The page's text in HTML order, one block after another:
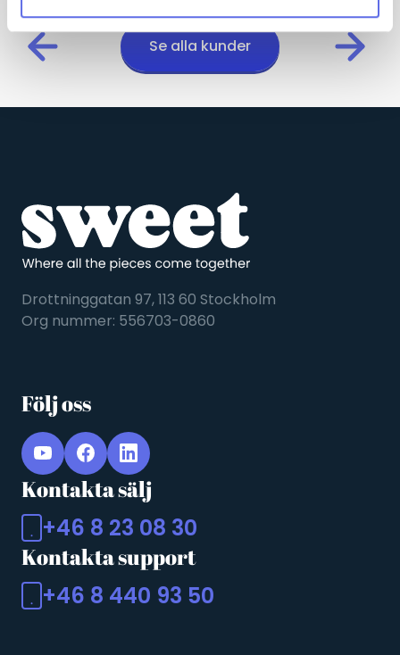
Se alla kunder
Drottninggatan 97, 113 60 Stockholm
Org nummer: 556703-0860
Kontakta sälj
+46 8 23 08 30
Kontakta support
+46 8 440 93 50
Följ oss